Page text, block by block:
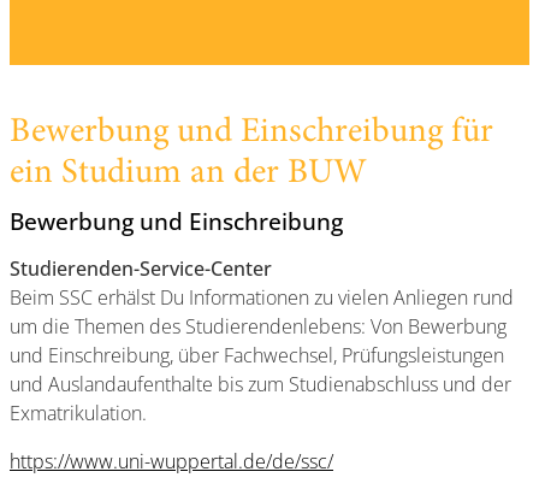
Bewerbung und Einschreibung für
ein Studium an der BUW
Bewerbung und Einschreibung
Studierenden-Service-Center
Beim SSC erhälst Du Informationen zu vielen Anliegen rund
um die Themen des Studierendenlebens: Von Bewerbung
und Einschreibung, über Fachwechsel, Prüfungsleistungen
und Auslandaufenthalte bis zum Studienabschluss und der
Exmatrikulation.
https://www.uni-wuppertal.de/de/ssc/